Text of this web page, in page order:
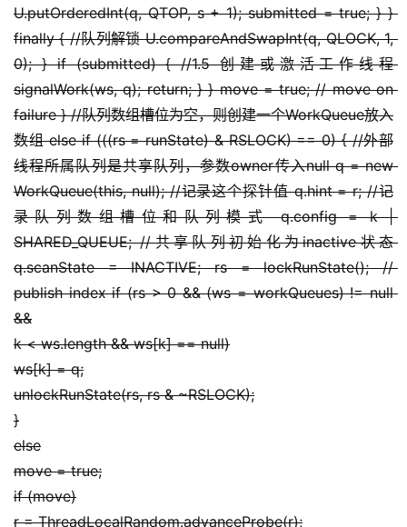
U.putOrderedInt(q, QTOP, s + 1); submitted = true; } }
finally { //队列解锁 U.compareAndSwapInt(q, QLOCK, 1,
0); } if (submitted) { //1.5 创建或激活工作线程
signalWork(ws, q); return; } } move = true; // move on
failure } //队列数组槽位为空，则创建一个WorkQueue放入
数组 else if (((rs = runState) & RSLOCK) == 0) { //外部
线程所属队列是共享队列，参数owner传入null q = new
WorkQueue(this, null); //记录这个探针值 q.hint = r; //记
录队列数组槽位和队列模式 q.config = k |
SHARED_QUEUE; //共享队列初始化为inactive状态
q.scanState = INACTIVE; rs = lockRunState(); //
publish index if (rs > 0 && (ws = workQueues) != null
&&
k < ws.length && ws[k] == null)
ws[k] = q;
unlockRunState(rs, rs & ~RSLOCK);
}
else
move = true;
if (move)
r = ThreadLocalRandom.advanceProbe(r);